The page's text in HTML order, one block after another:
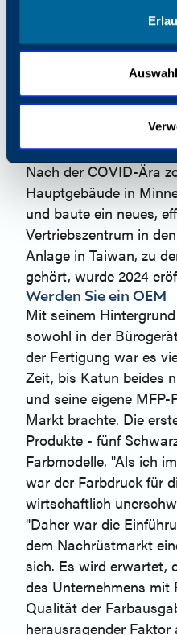
und
GPI verbesserten das
erheblich. Diese
aufregend zu wissen,
Muttergesellschaft
Interesse an unserem
Nach der COVID-Ära
Hauptgebäude in
und baute ein neues,
Vertriebszentrum in
Anlage in Taiwan, zu
gehört, wurde 2024
Werden Sie ein OEM
Mit seinem
sowohl in der
der Fertigung war es
Zeit, bis Katun beides
und seine eigene
Markt brachte. Die
Produkte - fünf
Farbmodelle. "Als ich
war der Farbdruck für
wirtschaftlich
"Daher war die
dem Nachrüstmarkt
sich. Es wird erwartet,
des Unternehmens mit
Qualität der
herausragender Faktor